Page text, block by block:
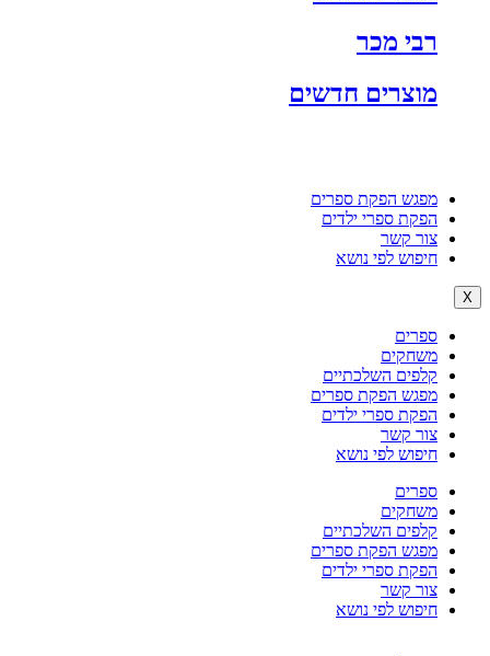
רבי מכר
מוצרים חדשים
מפגש הפקת ספרים
הפקת ספרי ילדים
צור קשר
חיפוש לפי נושא
X
ספרים
משחקים
קלפים השלכתיים
מפגש הפקת ספרים
הפקת ספרי ילדים
צור קשר
חיפוש לפי נושא
ספרים
משחקים
קלפים השלכתיים
מפגש הפקת ספרים
הפקת ספרי ילדים
צור קשר
חיפוש לפי נושא